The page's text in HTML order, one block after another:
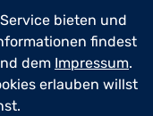
bieten und
findest
dem Impressum.
erlauben willst